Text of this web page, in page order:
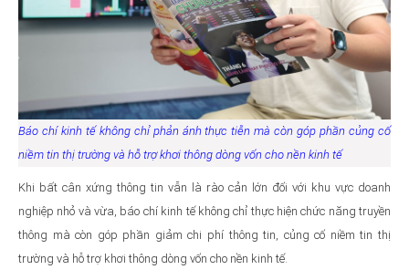
Báo chí kinh tế không chỉ phản ánh thực tiễn mà còn góp phần củng cố
niềm tin thị trường và hỗ trợ khơi thông dòng vốn cho nền kinh tế
Khi bất cân xứng thông tin vẫn là rào cản lớn đối với khu vực doanh
nghiệp nhỏ và vừa, báo chí kinh tế không chỉ thực hiện chức năng truyền
thông mà còn góp phần giảm chi phí thông tin, củng cố niềm tin thị
trường và hỗ trợ khơi thông dòng vốn cho nền kinh tế.